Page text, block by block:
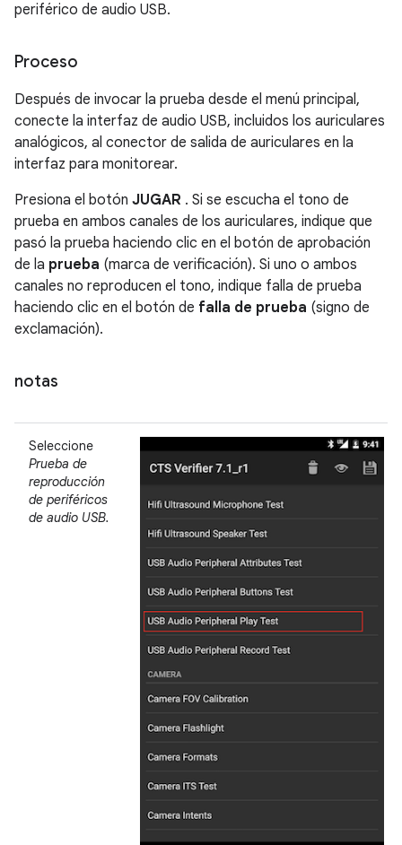
periférico de audio USB.
Proceso
Después de invocar la prueba desde el menú principal,
conecte la interfaz de audio USB, incluidos los auriculares
analógicos, al conector de salida de auriculares en la
interfaz para monitorear.
Presiona el botón JUGAR . Si se escucha el tono de
prueba en ambos canales de los auriculares, indique que
pasó la prueba haciendo clic en el botón de aprobación
de la prueba (marca de verificación). Si uno o ambos
canales no reproducen el tono, indique falla de prueba
haciendo clic en el botón de falla de prueba (signo de
exclamación).
notas
Seleccione
Prueba de
reproducción
de periféricos
de audio USB.